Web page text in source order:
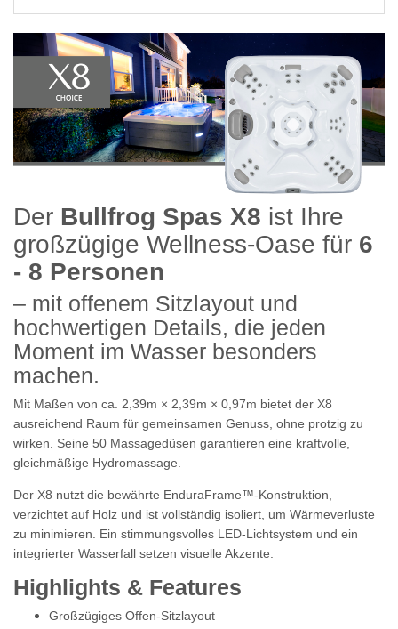
Der Bullfrog Spas X8 ist Ihre
großzügige Wellness-Oase für 6
- 8 Personen
– mit offenem Sitzlayout und
hochwertigen Details, die jeden
Moment im Wasser besonders
machen.
Mit Maßen von ca. 2,39m × 2,39m × 0,97m bietet der X8
ausreichend Raum für gemeinsamen Genuss, ohne protzig zu
wirken. Seine 50 Massagedüsen garantieren eine kraftvolle,
gleichmäßige Hydromassage.
Der X8 nutzt die bewährte EnduraFrame™‑Konstruktion
verzichtet auf Holz und ist vollständig isoliert, um Wärmeverluste
zu minimieren. Ein stimmungsvolles LED-Lichtsystem und ein
integrierter Wasserfall setzen visuelle Akzente.
Highlights & Features
Großzügiges Offen-Sitzlayout